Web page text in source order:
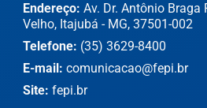
Endereço: Av. Dr. Antônio Braga
Velho, Itajubá - MG, 37501-002
Telefone: (35) 3629-8400
E-mail: comunicacao@fepi.br
Site: fepi.br